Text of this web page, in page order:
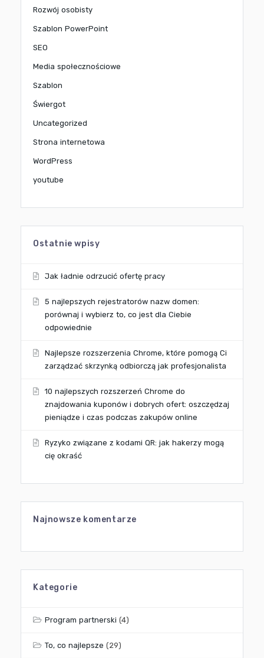
Rozwój osobisty
Szablon PowerPoint
SEO
Media społecznościowe
Szablon
Świergot
Uncategorized
Strona internetowa
WordPress
youtube
Ostatnie wpisy
Jak ładnie odrzucić ofertę pracy
5 najlepszych rejestratorów nazw domen:
porównaj i wybierz to, co jest dla Ciebie
odpowiednie
Najlepsze rozszerzenia Chrome, które pomogą Ci
zarządzać skrzynką odbiorczą jak profesjonalista
10 najlepszych rozszerzeń Chrome do
znajdowania kuponów i dobrych ofert: oszczędzaj
pieniądze i czas podczas zakupów online
Ryzyko związane z kodami QR: jak hakerzy mogą
cię okraść
Najnowsze komentarze
Kategorie
Program partnerski (4)
To, co najlepsze (29)